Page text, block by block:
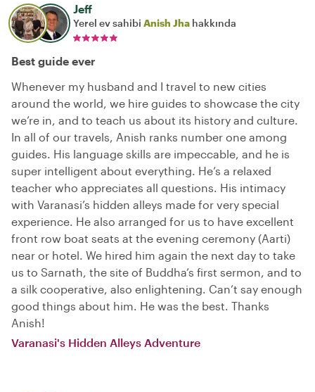
Jeff
Yerel ev sahibi Anish Jha hakkında
Best guide ever
Whenever my husband and I travel to new cities
around the world, we hire guides to showcase the city
we’re in, and to teach us about its history and culture.
In all of our travels, Anish ranks number one among
guides. His language skills are impeccable, and he is
super intelligent about everything. He’s a relaxed
teacher who appreciates all questions. His intimacy
with Varanasi’s hidden alleys made for very special
experience. He also arranged for us to have excellent
front row boat seats at the evening ceremony (Aarti)
near or hotel. We hired him again the next day to take
us to Sarnath, the site of Buddha’s first sermon, and to
a silk cooperative, also enlightening. Can’t say enough
good things about him. He was the best. Thanks
Anish!
Varanasi's Hidden Alleys Adventure